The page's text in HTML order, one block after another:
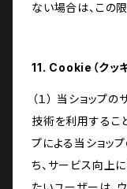
ない場合は、この
11. Cookie（クッ
（１） 当ショップ
技術を利用するこ
プによる当ショッ
ち、サービス向上